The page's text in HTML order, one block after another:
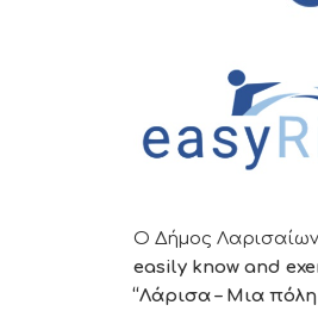
Ο Δήμος
easily know and
“Λάρισα – Μια πόλη